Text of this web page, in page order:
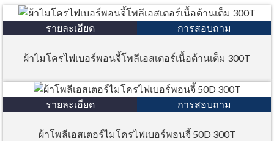
รายละเอียด การสอบถาม
ผ้าไมโครไฟเบอร์พอนจี้โพลีเอสเตอร์เนื้อด้านเต็ม 300T
รายละเอียด การสอบถาม
ผ้าโพลีเอสเตอร์ไมโครไฟเบอร์พอนจี้ 50D 300T